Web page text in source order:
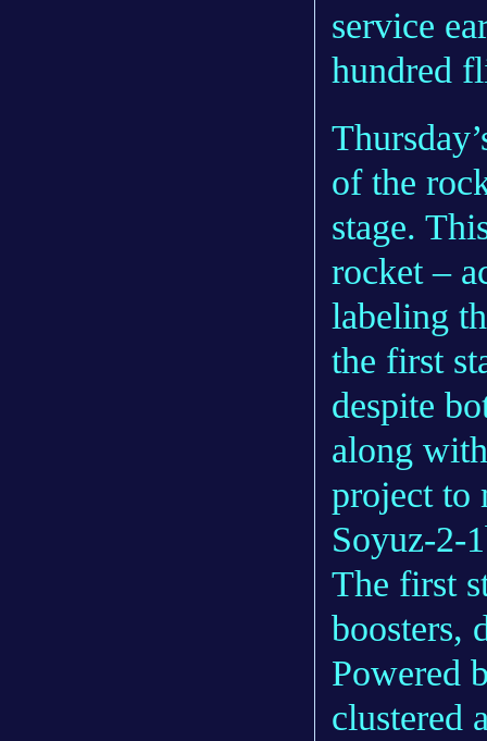
service
hundred
of the
stage.
rocket –
labeling
the first
despite
along
project to
Soyuz-2-
The first
boosters,
Powered
clustered